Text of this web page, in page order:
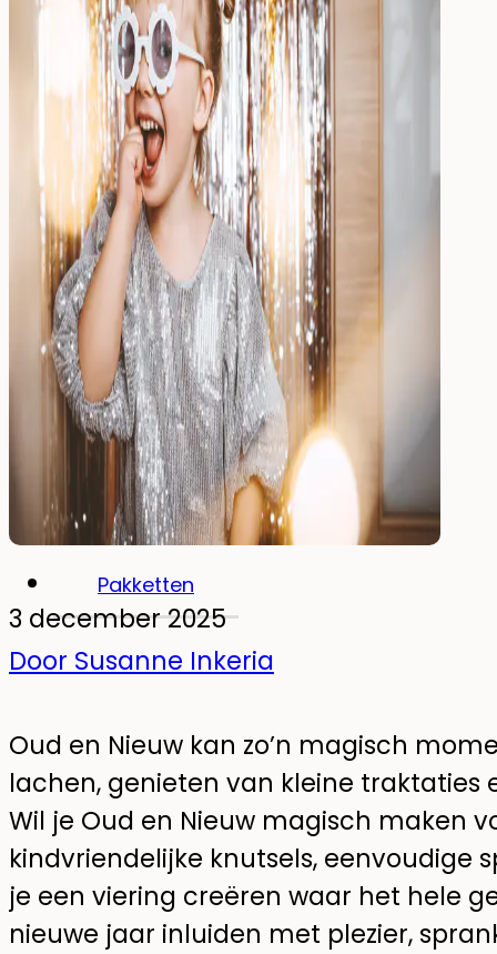
Drinken
Eten & Drinken
Broodtrommel
Drinkfles
Kinderfles
Onderdelen
Kinderkamer
Voor de kinderkamer
Muurstickers
Glow-in-the-dark muurstickers
Pakketten
3 december 2025
Door Susanne Inkeria
Oud en Nieuw kan zo’n magisch
lachen, genieten van kleine
Wil je Oud en Nieuw magisch maken
kindvriendelijke knutsels, eenvoudige
je een viering creëren waar het hele
nieuwe jaar inluiden met plezier,